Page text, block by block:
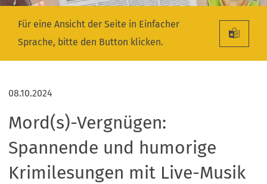
Für eine Ansicht der Seite in Einfacher
Sprache, bitte den Button klicken.
08.10.2024
Mord(s)-Vergnügen:
Spannende und humorige
Krimilesungen mit Live-Musik